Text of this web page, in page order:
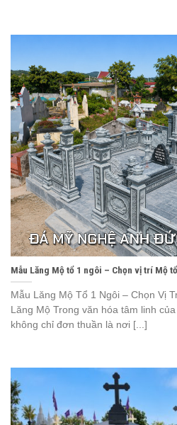
Mẫu Lăng Mộ tổ 1 ngôi – Chọn vị trí Mộ
Mẫu Lăng Mộ Tổ 1 Ngôi – Chọn Vị
Lăng Mộ Trong văn hóa tâm linh
không chỉ đơn thuần là nơi [...]